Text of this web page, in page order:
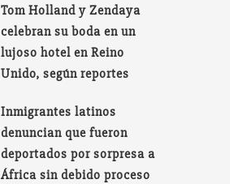
Tom Holland y Zendaya
celebran su boda en un
lujoso hotel en Reino
Unido, según reportes
Inmigrantes latinos
denuncian que fueron
deportados por sorpresa a
África sin debido proceso